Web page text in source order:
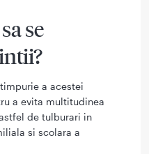
se
a acestei
a evita multitudinea
de tulburari in
si scolara a